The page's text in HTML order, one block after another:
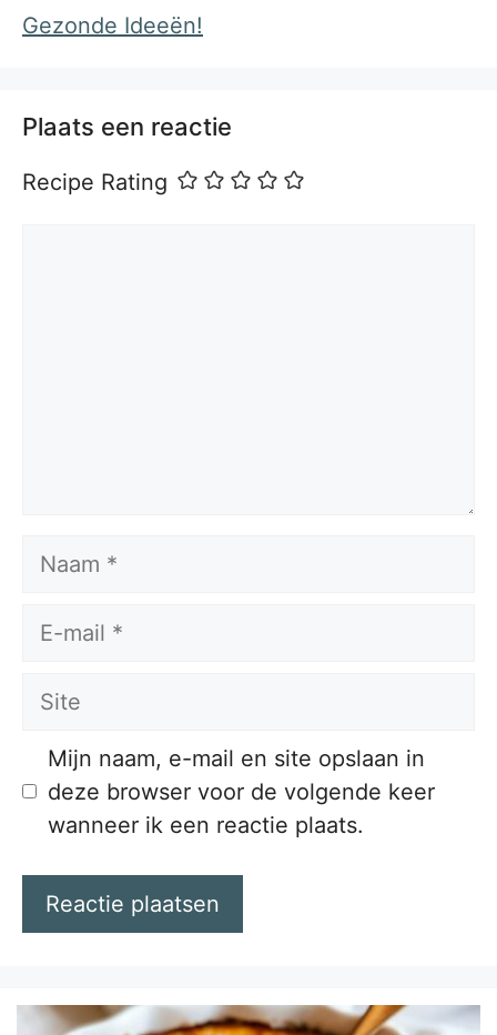
Gezonde Ideeën!
Plaats een reactie
Recipe Rating
Naam
E-
Site
Mijn naam, e-mail en site opslaan in
deze browser voor de volgende keer
wanneer ik een reactie plaats.